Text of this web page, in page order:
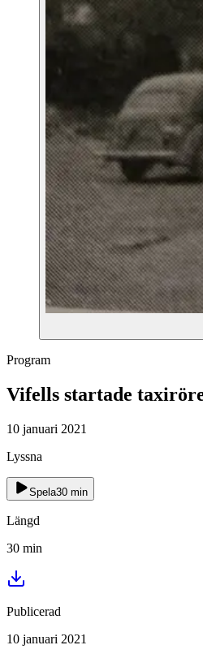
Program
Vifells startade
10 januari 2021
Lyssna
Spela30 min
Längd
30 min
Publicerad
10 januari 2021